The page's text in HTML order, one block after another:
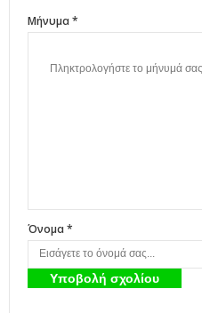
Μήνυμα *
Όνομα *